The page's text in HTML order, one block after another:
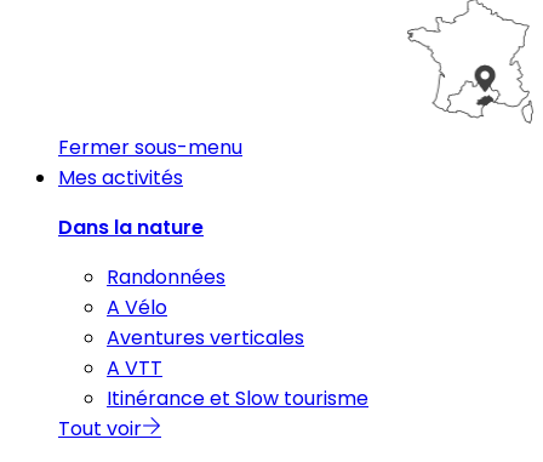
Fermer sous-menu
Mes activités
Dans la nature
Randonnées
A Vélo
Aventures verticales
A VTT
Itinérance et Slow tourisme
Tout voir